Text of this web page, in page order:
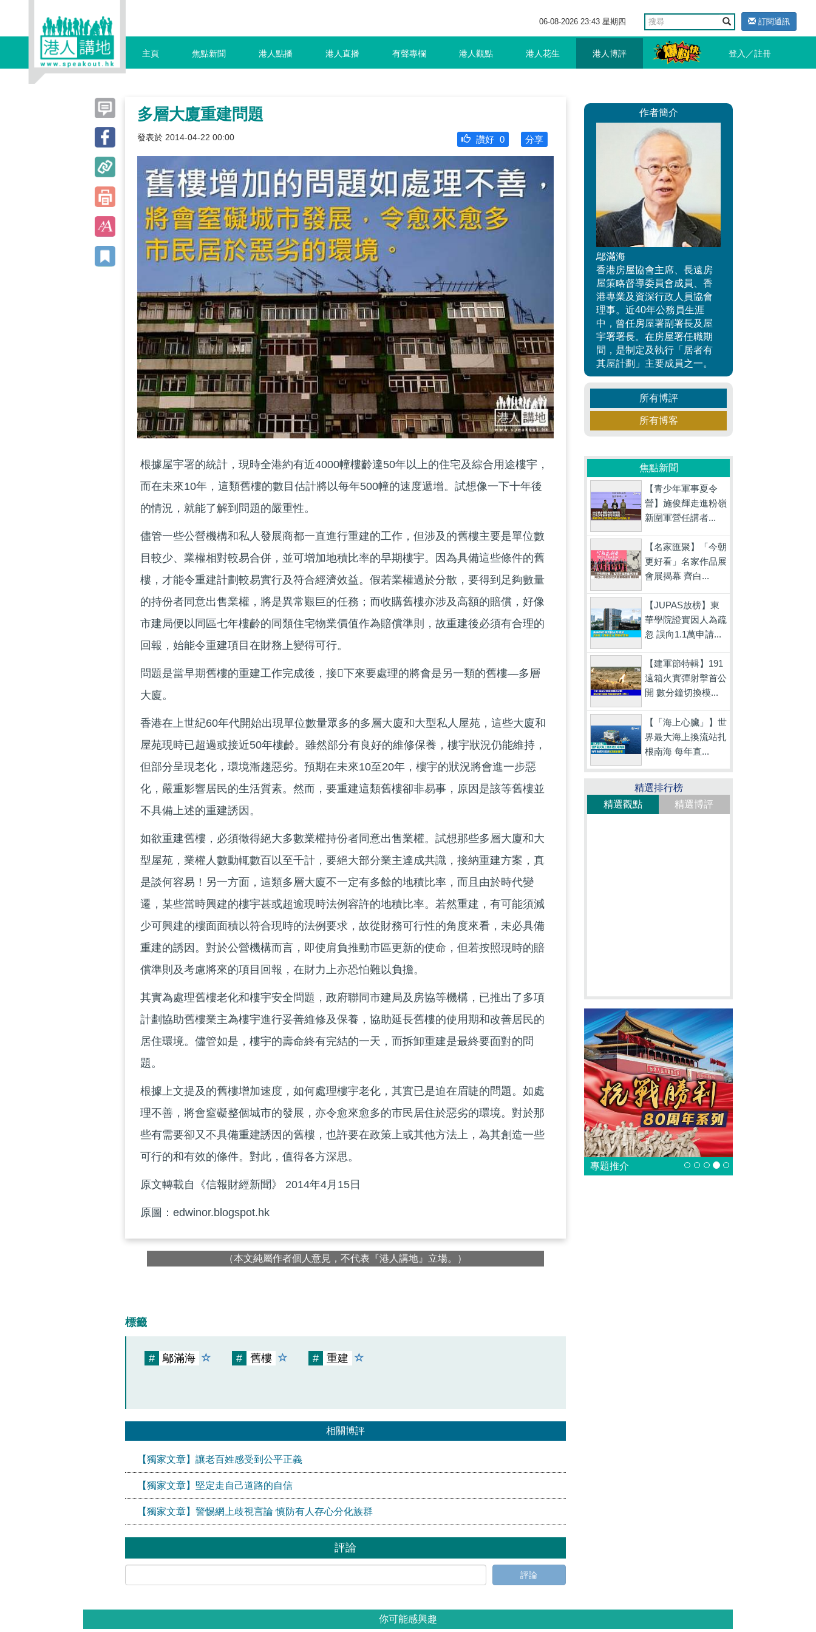
06-08-2026 23:43 星期四 訂閱通訊
主頁 焦點新聞 港人點播 港人直播 有聲專欄 港人觀點 港人花生 港人博評 登入／註冊
多層大廈重建問題
發表於 2014-04-22 00:00 分享
讚好 0
根據屋宇署的統計，現時全港約有近4000幢樓齡達50年以上的住宅及綜合用途樓宇，
而在未來10年，這類舊樓的數目估計將以每年500幢的速度遞增。試想像一下十年後
的情況，就能了解到問題的嚴重性。
儘管一些公營機構和私人發展商都一直進行重建的工作，但涉及的舊樓主要是單位數
目較少、業權相對較易合併，並可增加地積比率的早期樓宇。因為具備這些條件的舊
樓，才能令重建計劃較易實行及符合經濟效益。假若業權過於分散，要得到足夠數量
的持份者同意出售業權，將是異常艱巨的任務；而收購舊樓亦涉及高額的賠償，好像
市建局便以同區七年樓齡的同類住宅物業價值作為賠償準則，故重建後必須有合理的
回報，始能令重建項目在財務上變得可行。
問題是當早期舊樓的重建工作完成後，接下來要處理的將會是另一類的舊樓—多層
大廈。
香港在上世紀60年代開始出現單位數量眾多的多層大廈和大型私人屋苑，這些大廈和
屋苑現時已超過或接近50年樓齡。雖然部分有良好的維修保養，樓宇狀況仍能維持，
但部分呈現老化，環境漸趨惡劣。預期在未來10至20年，樓宇的狀況將會進一步惡
化，嚴重影響居民的生活質素。然而，要重建這類舊樓卻非易事，原因是該等舊樓並
不具備上述的重建誘因。
如欲重建舊樓，必須徵得絕大多數業權持份者同意出售業權。試想那些多層大廈和大
型屋苑，業權人數動輒數百以至千計，要絕大部分業主達成共識，接納重建方案，真
是談何容易！另一方面，這類多層大廈不一定有多餘的地積比率，而且由於時代變
遷，某些當時興建的樓宇甚或超逾現時法例容許的地積比率。若然重建，有可能須減
少可興建的樓面面積以符合現時的法例要求，故從財務可行性的角度來看，未必具備
重建的誘因。對於公營機構而言，即使肩負推動市區更新的使命，但若按照現時的賠
償準則及考慮將來的項目回報，在財力上亦恐怕難以負擔。
其實為處理舊樓老化和樓宇安全問題，政府聯同市建局及房協等機構，已推出了多項
計劃協助舊樓業主為樓宇進行妥善維修及保養，協助延長舊樓的使用期和改善居民的
居住環境。儘管如是，樓宇的壽命終有完結的一天，而拆卸重建是最終要面對的問
題。
根據上文提及的舊樓增加速度，如何處理樓宇老化，其實已是迫在眉睫的問題。如處
理不善，將會窒礙整個城市的發展，亦令愈來愈多的市民居住於惡劣的環境。對於那
些有需要卻又不具備重建誘因的舊樓，也許要在政策上或其他方法上，為其創造一些
可行的和有效的條件。對此，值得各方深思。
原文轉載自《信報財經新聞》 2014年4月15日
原圖：edwinor.blogspot.hk
（本文純屬作者個人意見，不代表『港人講地』立場。）
標籤
# 鄔滿海 # 舊樓 # 重建
相關博評
【獨家文章】讓老百姓感受到公平正義
【獨家文章】堅定走自己道路的自信
【獨家文章】警惕網上歧視言論 慎防有人存心分化族群
評論
評論
作者簡介
鄔滿海
香港房屋協會主席、長遠房
屋策略督導委員會成員、香
港專業及資深行政人員協會
理事。近40年公務員生涯
中，曾任房屋署副署長及屋
宇署署長。在房屋署任職期
間，是制定及執行「居者有
其屋計劃」主要成員之一。
所有博評
所有博客
焦點新聞
【青少年軍事夏令
營】施俊輝走進粉嶺
新圍軍營任講者...
【名家匯聚】「今朝
更好看」名家作品展
會展揭幕 齊白...
【JUPAS放榜】東
華學院證實因人為疏
忽 誤向1.1萬申請...
【建軍節特輯】191
遠箱火實彈射擊首公
開 數分鐘切換模...
【「海上心臟」】世
界最大海上換流站扎
根南海 每年直...
精選排行榜
精選觀點
精選博評
專題推介
你可能感興趣